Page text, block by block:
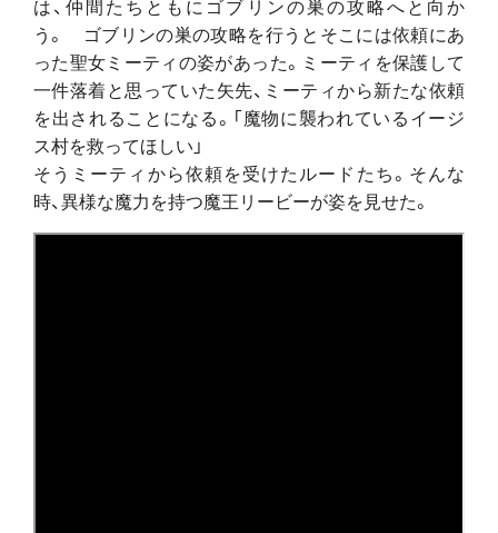
は、仲間たちともにゴブリンの巣の攻略へと向か
う。 ゴブリンの巣の攻略を行うとそこには依頼にあ
った聖女ミーティの姿があった。ミーティを保護して
一件落着と思っていた矢先、ミーティから新たな依頼
を出されることになる。「魔物に襲われているイージ
ス村を救ってほしい」
そうミーティから依頼を受けたルードたち。そんな
時、異様な魔力を持つ魔王リービーが姿を見せた。